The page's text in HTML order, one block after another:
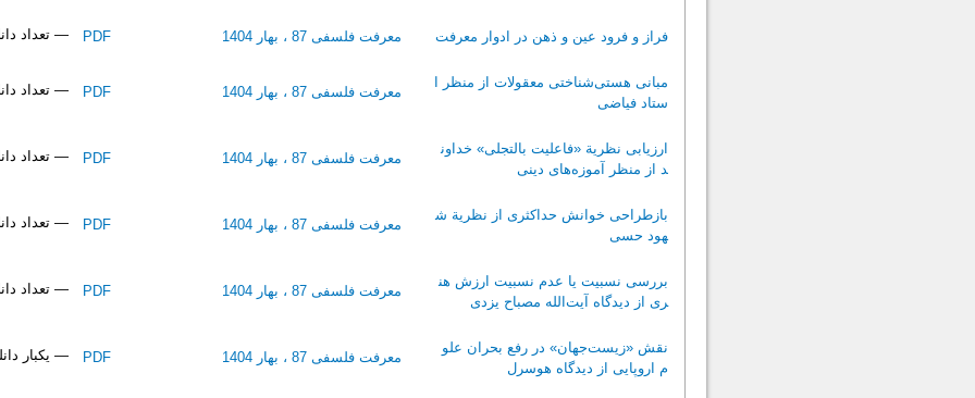
فراز و فرود عین و ذهن در ادوار معرفت معرفت فلسفی 87 ، بهار 1404 PDF — تعداد
مبانی هستی‌شناختی معقولات از منظر ا
ستاد فیاضی
معرفت فلسفی 87 ، بهار 1404 PDF — تعداد
ارزیابی نظریة «فاعلیت بالتجلی» خداون
د از منظر آموزه‌های دینی
معرفت فلسفی 87 ، بهار 1404 PDF — تعداد
بازطراحی خوانش حداکثری از نظریة ش
هود حسی
معرفت فلسفی 87 ، بهار 1404 PDF — تعداد
بررسی نسبیت یا عدم نسبیت ارزش هن
ری از دیدگاه آیت‌الله مصباح یزدی
معرفت فلسفی 87 ، بهار 1404 PDF — تعداد
نقش «زیست‌جهان» در رفع بحران علو
م اروپایی از دیدگاه هوسرل
معرفت فلسفی 87 ، بهار 1404 PDF — یکبار